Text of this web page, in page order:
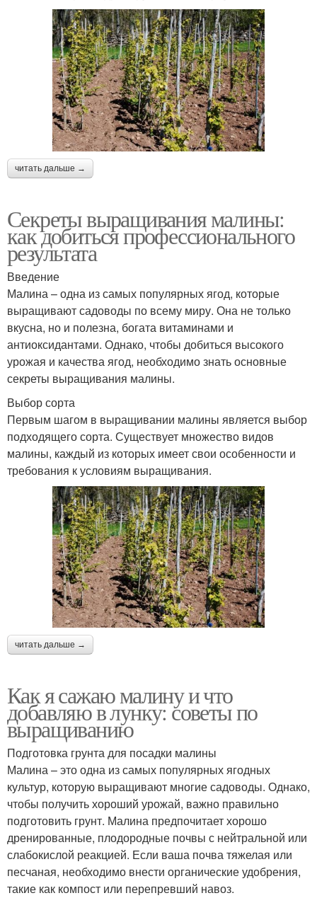
читать дальше →
Секреты выращивания малины:
как добиться профессионального
результата
Введение
Малина – одна из самых популярных ягод, которые
выращивают садоводы по всему миру. Она не только
вкусна, но и полезна, богата витаминами и
антиоксидантами. Однако, чтобы добиться высокого
урожая и качества ягод, необходимо знать основные
секреты выращивания малины.
Выбор сорта
Первым шагом в выращивании малины является выбор
подходящего сорта. Существует множество видов
малины, каждый из которых имеет свои особенности и
требования к условиям выращивания.
читать дальше →
Как я сажаю малину и что
добавляю в лунку: советы по
выращиванию
Подготовка грунта для посадки малины
Малина – это одна из самых популярных ягодных
культур, которую выращивают многие садоводы. Однако,
чтобы получить хороший урожай, важно правильно
подготовить грунт. Малина предпочитает хорошо
дренированные, плодородные почвы с нейтральной или
слабокислой реакцией. Если ваша почва тяжелая или
песчаная, необходимо внести органические удобрения,
такие как компост или перепревший навоз.